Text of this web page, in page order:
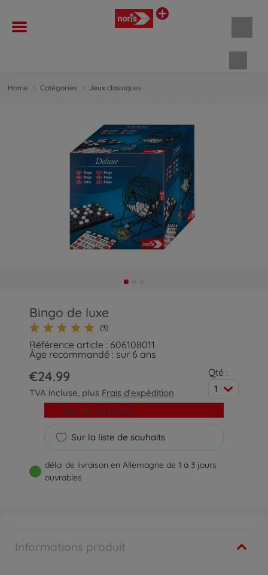
Home Catégories Jeux classiques
Bingo de luxe
(3)
Référence article : 606108011
Âge recommandé : sur 6 ans
€24.99
TVA incluse, plus Frais d'expédition
Qté :
1
Sur la liste de souhaits
Ajouter au panier
délai de livraison en Allemagne de 1 à 3 jours
ouvrables
Informations produit